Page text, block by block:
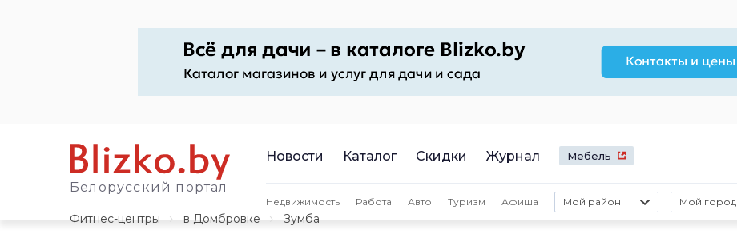
Белорусский портал
Новости Каталог Скидки Журнал Мебель
Недвижимость Работа Авто Туризм Афиша Мой район Мой город
Фитнес-центры
в Домбровке Зумба